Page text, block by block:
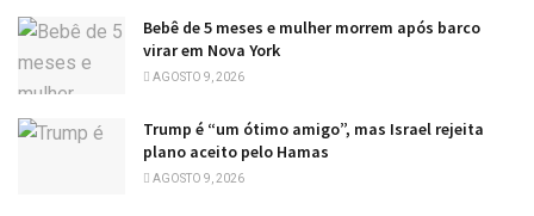
Bebê de 5 meses e mulher morrem após barco
virar em Nova York
AGOSTO 9, 2026
Trump é “um ótimo amigo”, mas Israel rejeita
plano aceito pelo Hamas
AGOSTO 9, 2026